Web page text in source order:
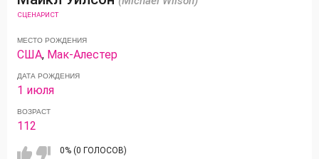
СЦЕНАРИСТ
МЕСТО РОЖДЕНИЯ
США, Мак-Алестер
ДАТА РОЖДЕНИЯ
1 июля
ВОЗРАСТ
112
0% (0 ГОЛОСОВ)